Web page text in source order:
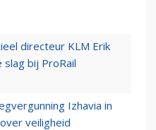
directeur KLM Erik
slag bij ProRail
Izhavia in
veiligheid